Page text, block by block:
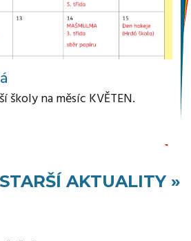
školy na měsíc KVĚTEN.
STARŠÍ AKTUALITY »